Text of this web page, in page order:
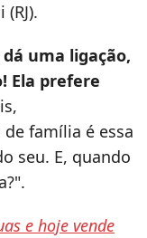
uma ligação,
Ela prefere
família é essa
seu. E, quando
e hoje vende